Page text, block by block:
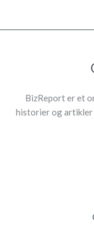
BizReport er et
historier og artikler